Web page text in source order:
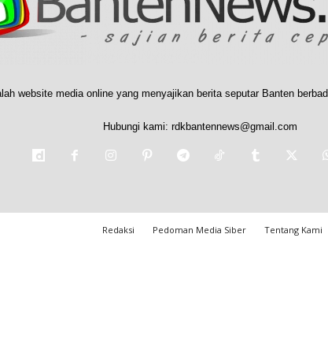
website media online yang menyajikan berita seputar Banten
Hubungi kami: rdkbantennews@gmail.com
Redaksi Pedoman Media Siber Tentang Kami